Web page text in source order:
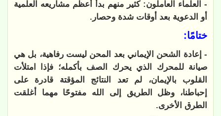
- العلماء العاملون: كثير منهم بدأ أعظم مشاريعه العلمية
أو الدعوية بعد أوقات شدة وحصار.
ختامًا:
- إعادة الشحن الإيماني بعد المحن ليست رفاهية، بل هي
صيانة للمحرك الذي يحرك الصف بأكمله؛ فإذا امتلأت
القلوب بالإيمان، لم تعد النتائج المؤقتة قادرة على
إحباطنا، وظل الطريق إلى الله مفتوحًا مهما أغلقت
الطرق الأخرى.